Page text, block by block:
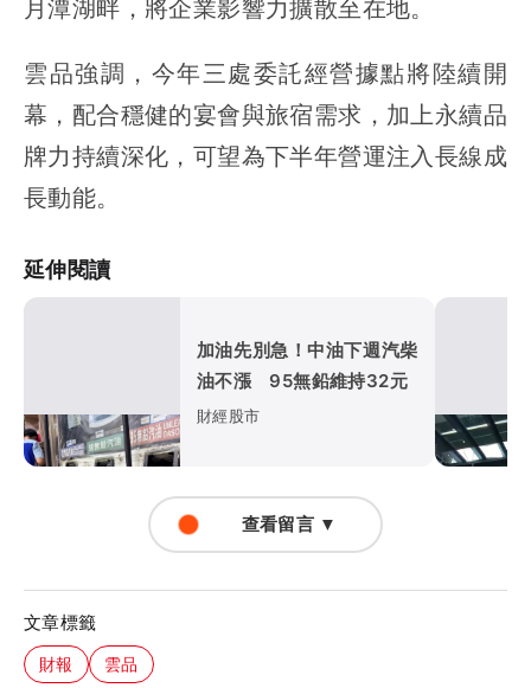
月潭湖畔，將企業影響力擴散至在地。
雲品強調，今年三處委託經營據點將陸續開
幕，配合穩健的宴會與旅宿需求，加上永續品
牌力持續深化，可望為下半年營運注入長線成
長動能。
延伸閱讀
加油先別急！中油下週汽柴
油不漲 95無鉛維持32元
財經股市
查看留言 ▼
文章標籤
財報 雲品